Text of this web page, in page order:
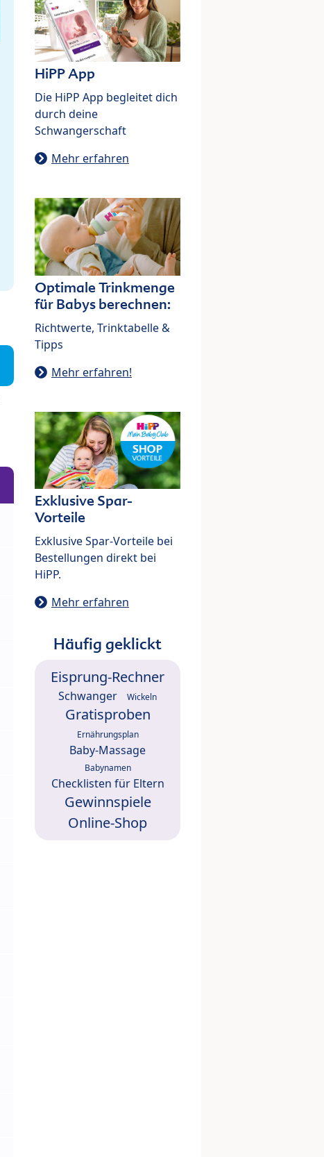
HiPP App
Die HiPP App begleitet dich
durch deine
Schwangerschaft
Mehr erfahren
Optimale Trinkmenge
für Babys berechnen:
Richtwerte, Trinktabelle &
Tipps
Mehr erfahren!
Exklusive Spar-
Vorteile
Exklusive Spar-Vorteile bei
Bestellungen direkt bei
HiPP.
Mehr erfahren
Häufig geklickt
Eisprung-Rechner
Schwanger Wickeln
Gratisproben
Ernährungsplan
Baby-Massage
Babynamen
Checklisten für Eltern
Gewinnspiele
Online-Shop